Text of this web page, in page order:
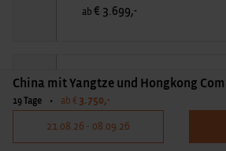
ab € 3.699,-
Reisestart/Reiseende
Fr., 22.10.2027 – Di.,
Dauer
China mit Yangtze und Hongkong
19 Tage • ab € 3.750,-
21.08.26 - 08.09.26